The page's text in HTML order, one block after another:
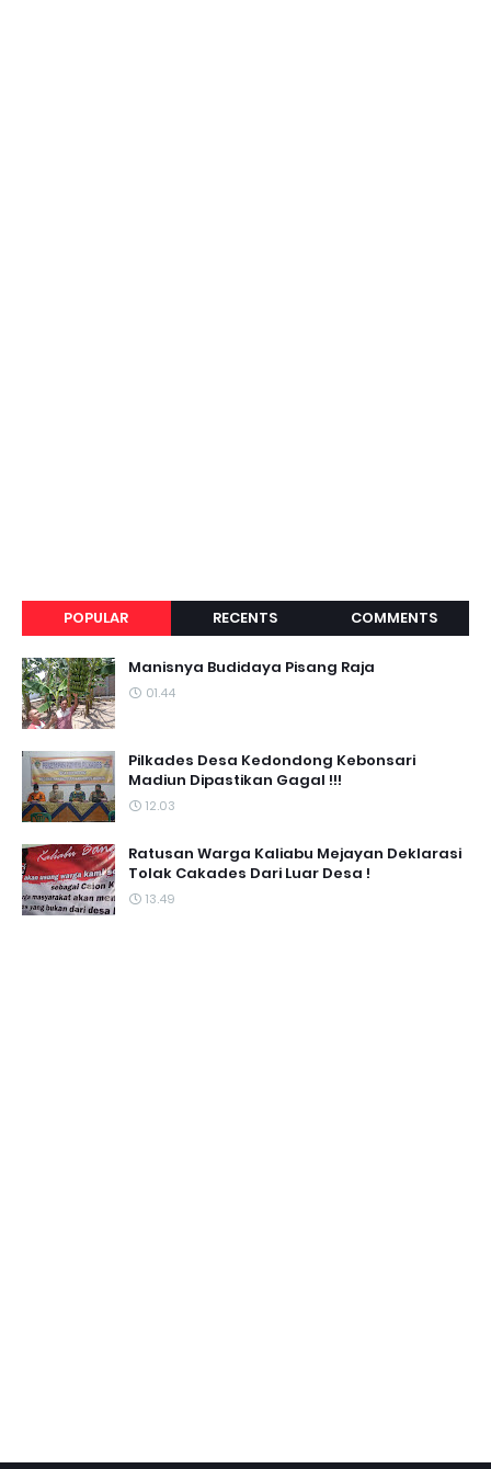
POPULAR RECENTS COMMENTS
Manisnya Budidaya Pisang Raja
01.44
Pilkades Desa Kedondong Kebonsari
Madiun Dipastikan Gagal !!!
12.03
Ratusan Warga Kaliabu Mejayan Deklarasi
Tolak Cakades Dari Luar Desa !
13.49